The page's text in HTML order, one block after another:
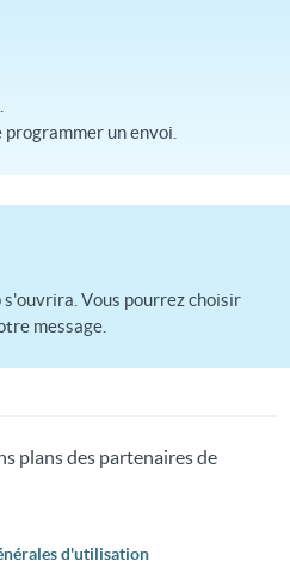
un envoi.
Vous pourrez choisir
message.
plans des partenaires de
d'utilisation